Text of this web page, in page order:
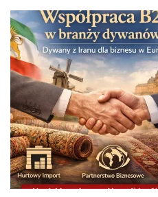
o
r
i
a
/
O
u
r
S
t
o
r
y